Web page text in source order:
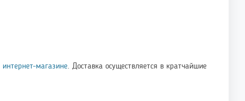
интернет-магазине. Доставка осуществляется в кратчайшие